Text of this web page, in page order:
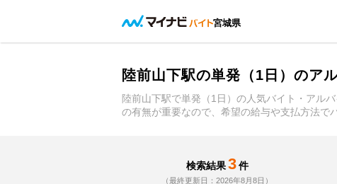
宮城県
陸前山下駅の単発（1日）のア
陸前山下駅で単発（1日）の人気バイト・アル
の有無が重要なので、希望の給与や支払方法で
検索結果 3 件
（最終更新日：2026年8月8日）